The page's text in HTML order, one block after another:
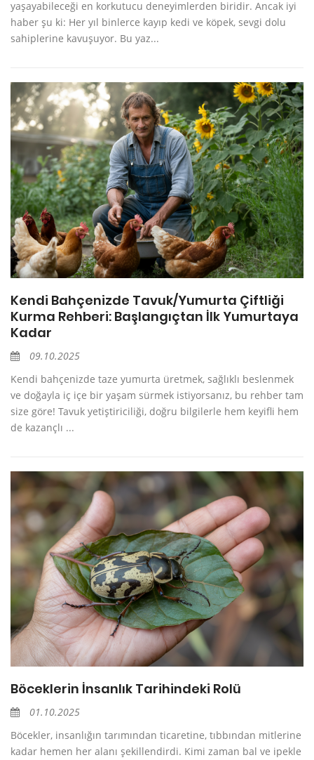
yaşayabileceği en korkutucu deneyimlerden biridir. Ancak iyi
haber şu ki: Her yıl binlerce kayıp kedi ve köpek, sevgi dolu
sahiplerine kavuşuyor. Bu yaz...
Kendi Bahçenizde Tavuk/Yumurta Çiftliği
Kurma Rehberi: Başlangıçtan İlk Yumurtaya
Kadar
09.10.2025
Kendi bahçenizde taze yumurta üretmek, sağlıklı beslenmek
ve doğayla iç içe bir yaşam sürmek istiyorsanız, bu rehber tam
size göre! Tavuk yetiştiriciliği, doğru bilgilerle hem keyifli hem
de kazançlı ...
Böceklerin İnsanlık Tarihindeki Rolü
01.10.2025
Böcekler, insanlığın tarımından ticaretine, tıbbından mitlerine
kadar hemen her alanı şekillendirdi. Kimi zaman bal ve ipekle